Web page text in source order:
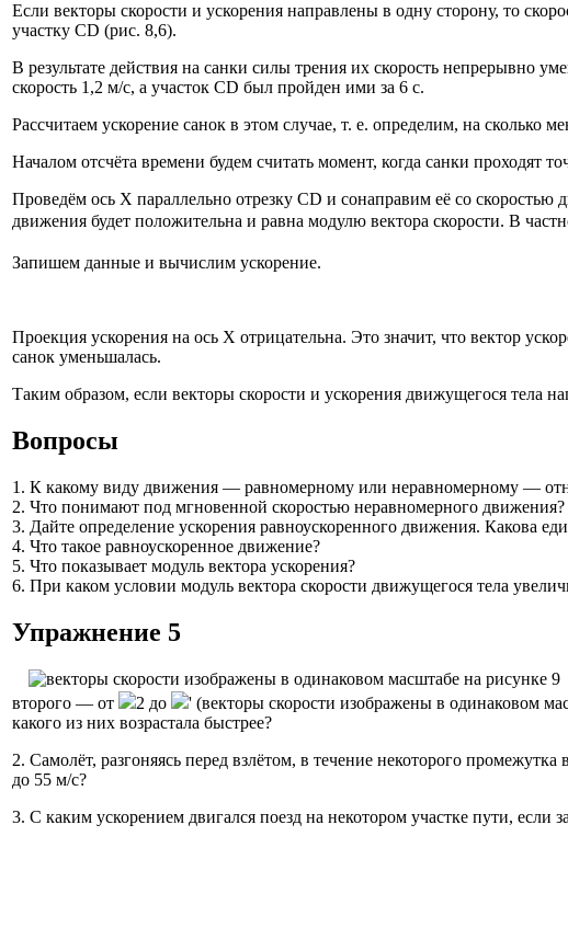
Если векторы скорости и ускорения направлены в одну сторону, то
участку CD (рис. 8,6).
В результате действия на санки силы трения их скорость непрерывно
скорость 1,2 м/с, а участок CD был пройден ими за 6 с.
Рассчитаем ускорение санок в этом случае, т. е. определим, на сколько
Началом отсчёта времени будем считать момент, когда санки проходят
Проведём ось X параллельно отрезку CD и сонаправим её со
движения будет положительна и равна модулю вектора скорости. В
Запишем данные и вычислим ускорение.
Проекция ускорения на ось X отрицательна. Это значит, что вектор
санок уменьшалась.
Таким образом, если векторы скорости и ускорения движущегося тела
Вопросы
1. К какому виду движения — равномерному или неравномерному —
2. Что понимают под мгновенной скоростью неравномерного движения?
3. Дайте определение ускорения равноускоренного движения. Какова
4. Что такое равноускоренное движение?
5. Что показывает модуль вектора ускорения?
6. При каком условии модуль вектора скорости движущегося тела
Упражнение 5
второго — от
2 до
' (векторы скорости изображены в одинаковом
какого из них возрастала быстрее?
2. Самолёт, разгоняясь перед взлётом, в течение некоторого
до 55 м/с?
3. С каким ускорением двигался поезд на некотором участке пути, если